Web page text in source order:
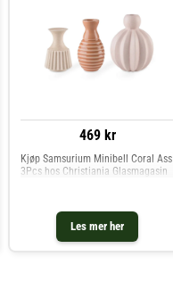
469 kr
Les mer her
Kjøp Samsurium Minibell Coral Ass
3Pcs hos Christiania Glasmagasin